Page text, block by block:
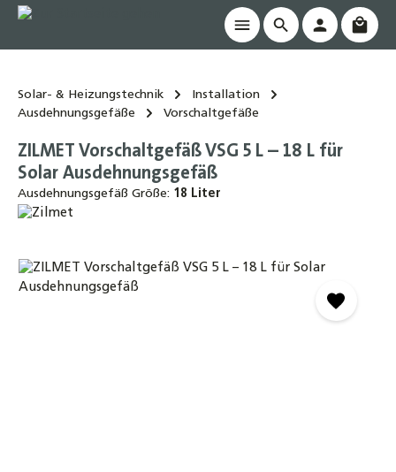
springen
Solar- & Heizungstechnik
Installation
Ausdehnungsgefäße
Vorschaltgefäße
ZILMET Vorschaltgefäß VSG 5 L – 18 L für
Solar Ausdehnungsgefäß
Ausdehnungsgefäß Größe: 18 Liter
Bildergalerie überspringen